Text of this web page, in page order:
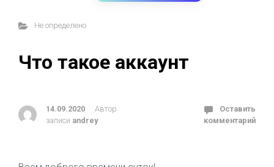
Не определено
Что такое аккаунт
14.09.2020
Автор
записи andrey
Оставить
комментарий